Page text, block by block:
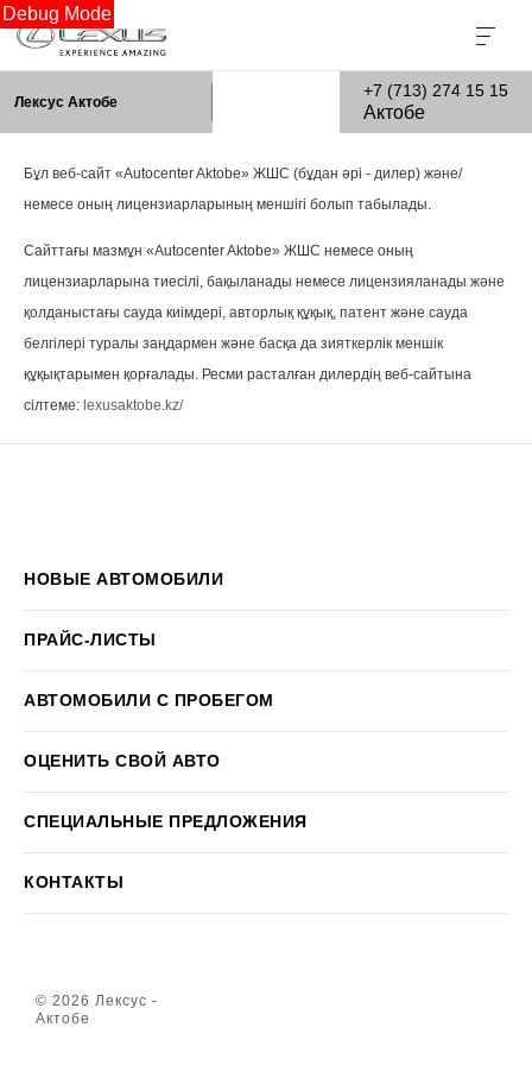
Debug Mode
Лексус Актобе
+7 (713) 274 15 15
Актобе
Бұл веб-сайт «Autocenter Aktobe» ЖШС (бұдан әрі - дилер) және/
немесе оның лицензиарларының меншігі болып табылады.
Сайттағы мазмұн «Autocenter Aktobe» ЖШС немесе оның
лицензиарларына тиесілі, бақыланады немесе лицензияланады және
қолданыстағы сауда киімдері, авторлық құқық, патент және сауда
белгілері туралы заңдармен және басқа да зияткерлік меншік
құқықтарымен қорғалады. Ресми расталған дилердің веб-сайтына
сілтеме: lexusaktobe.kz/
НОВЫЕ АВТОМОБИЛИ
ПРАЙС-ЛИСТЫ
АВТОМОБИЛИ С ПРОБЕГОМ
ОЦЕНИТЬ СВОЙ АВТО
СПЕЦИАЛЬНЫЕ ПРЕДЛОЖЕНИЯ
КОНТАКТЫ
© 2026 Лексус -
Актобе